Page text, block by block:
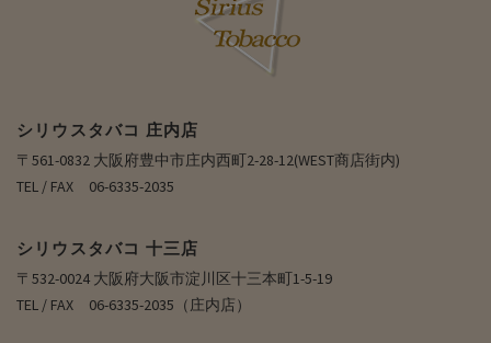
シリウスタバコ 庄内店
〒561-0832 大阪府豊中市庄内西町2-28-12(WEST商店街内)
TEL / FAX 06-6335-2035
シリウスタバコ 十三店
〒532-0024 大阪府大阪市淀川区十三本町1-5-19
TEL / FAX 06-6335-2035（庄内店）